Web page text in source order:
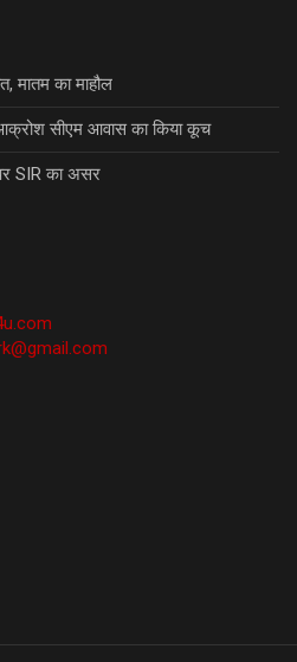
मातम का माहौल
सीएम आवास का किया कूच
SIR का असर